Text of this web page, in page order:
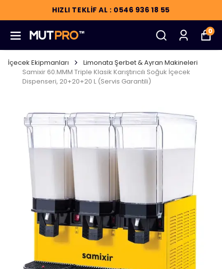
HIZLI TEKLİF AL : 0546 936 18 55
0
İçecek Ekipmanları
Limonata Şerbet & Ayran Makineleri
Samixir 60.MMM Triple Klasik Karıştırıcılı Soğuk İçecek
Dispenseri, 20+20+20 L (Servis Garantili)